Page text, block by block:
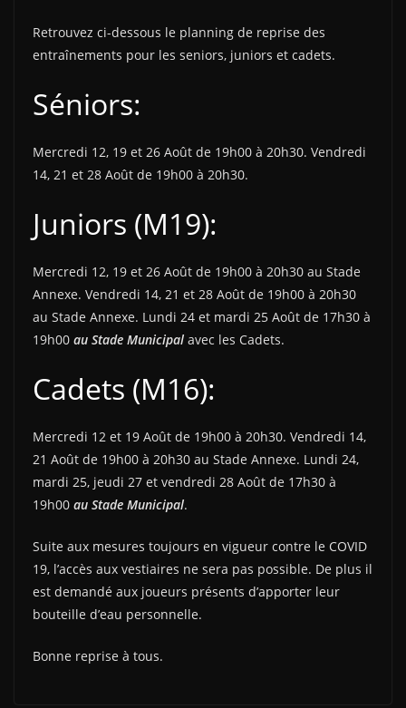
Retrouvez ci-dessous le planning de reprise des
entraînements pour les seniors, juniors et cadets.
Séniors:
Mercredi 12, 19 et 26 Août de 19h00 à 20h30. Vendredi
14, 21 et 28 Août de 19h00 à 20h30.
Juniors (M19):
Mercredi 12, 19 et 26 Août de 19h00 à 20h30 au Stade
Annexe. Vendredi 14, 21 et 28 Août de 19h00 à 20h30
au Stade Annexe. Lundi 24 et mardi 25 Août de 17h30 à
19h00 au Stade Municipal avec les Cadets.
Cadets (M16):
Mercredi 12 et 19 Août de 19h00 à 20h30. Vendredi 14,
21 Août de 19h00 à 20h30 au Stade Annexe. Lundi 24,
mardi 25, jeudi 27 et vendredi 28 Août de 17h30 à
19h00 au Stade Municipal.
Suite aux mesures toujours en vigueur contre le COVID
19, l’accès aux vestiaires ne sera pas possible. De plus il
est demandé aux joueurs présents d’apporter leur
bouteille d’eau personnelle.
Bonne reprise à tous.